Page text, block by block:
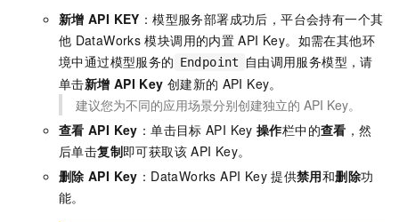
新增 API KEY ：模型服务部署成功后，平台会持有一个其
他 DataWorks 模块调用的内置 API Key。如需在其他环
境中通过模型服务的 Endpoint
自由调用服务模型，请
单击新增 API Key 创建新的 API Key。
建议您为不同的应用场景分别创建独立的 API Key。
查看 API Key ：单击目标 API Key 操作栏中的查看 ，然
后单击复制即可获取该 API Key。
删除 API Key ：DataWorks API Key 提供禁用和删除功
能。